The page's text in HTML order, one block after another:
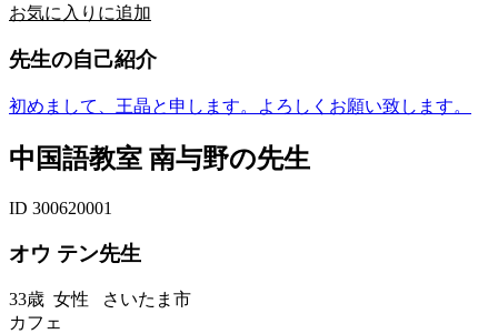
お気に入りに追加
先生の自己紹介
初めまして、王晶と申します。よろしくお願い致します。
中国語教室 南与野の先生
ID 300620001
オウ テン先生
33歳 女性 さいたま市
カフェ